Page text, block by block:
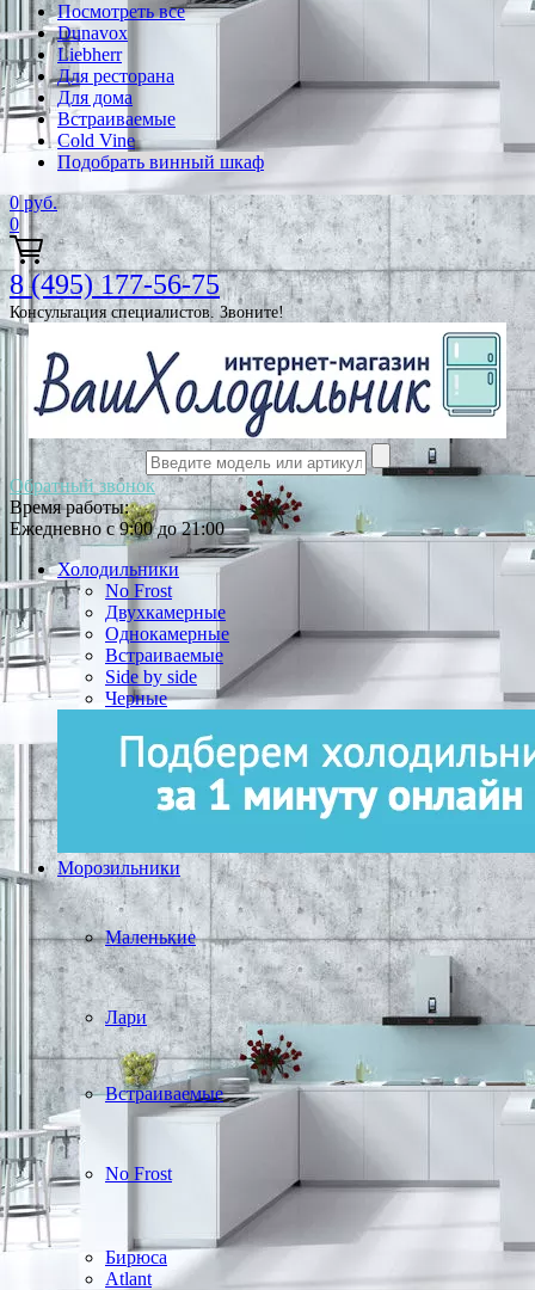
Посмотреть все
Dunavox
Liebherr
Для ресторана
Для дома
Встраиваемые
Cold Vine
Подобрать винный шкаф
0 руб.
0
8 (495) 177-56-75
Консультация специалистов. Звоните!
Обратный звонок
Время работы:
Ежедневно с 9:00 до 21:00
Холодильники
No Frost
Двухкамерные
Однокамерные
Встраиваемые
Side by side
Черные
Морозильники
Маленькие
Лари
Встраиваемые
No Frost
Бирюса
Atlant